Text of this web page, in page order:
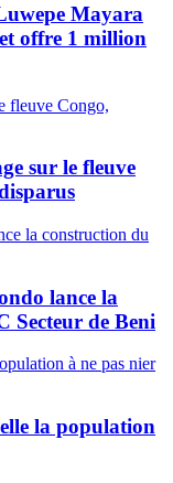
Mayara
offre 1 million
sur le fleuve
lance la
Secteur de Beni
la population